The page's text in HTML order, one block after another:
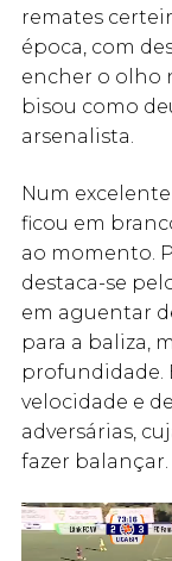
remates
época, com
encher o olho
bisou como
arsenalista.
Num
ficou em
ao momento.
destaca-se
em aguentar
para a baliza,
profundidade.
velocidade e
adversárias,
fazer balançar.